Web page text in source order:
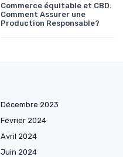
Commerce équitable et CBD:
Comment Assurer une
Production Responsable?
Décembre 2023
Février 2024
Avril 2024
Juin 2024